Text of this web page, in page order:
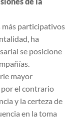
más participativos
ha
se posicione
mayor
el contrario
y la certeza de
en la toma